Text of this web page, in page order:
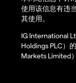
使用该信息有违
其使用。
IG International
Holdings PLC）
Markets Limited